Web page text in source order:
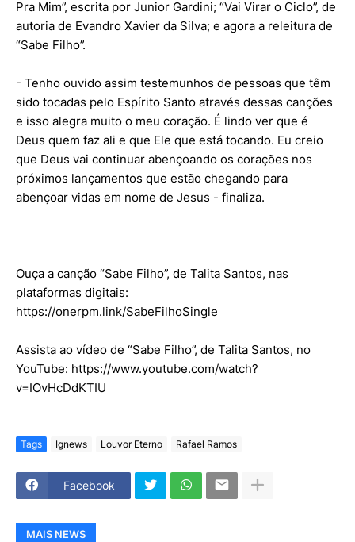
Pra Mim”, escrita por Junior Gardini; “Vai Virar o Ciclo”, de
autoria de Evandro Xavier da Silva; e agora a releitura de
“Sabe Filho”.
- Tenho ouvido assim testemunhos de pessoas que têm
sido tocadas pelo Espírito Santo através dessas canções
e isso alegra muito o meu coração. É lindo ver que é
Deus quem faz ali e que Ele que está tocando. Eu creio
que Deus vai continuar abençoando os corações nos
próximos lançamentos que estão chegando para
abençoar vidas em nome de Jesus - finaliza.
Ouça a canção “Sabe Filho”, de Talita Santos, nas
plataformas digitais:
https://onerpm.link/SabeFilhoSingle
Assista ao vídeo de “Sabe Filho”, de Talita Santos, no
YouTube: https://www.youtube.com/watch?
v=IOvHcDdKTIU
Tags Ignews Louvor Eterno Rafael Ramos
Facebook
MAIS NEWS